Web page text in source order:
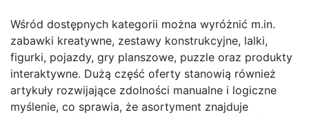
Wśród dostępnych kategorii można wyróżnić m.in.
zabawki kreatywne, zestawy konstrukcyjne, lalki,
figurki, pojazdy, gry planszowe, puzzle oraz produkty
interaktywne. Dużą część oferty stanowią również
artykuły rozwijające zdolności manualne i logiczne
myślenie, co sprawia, że asortyment znajduje